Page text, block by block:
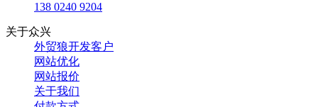
138 0240 9204
关于众兴
外贸狼开发客户
网站优化
网站报价
关于我们